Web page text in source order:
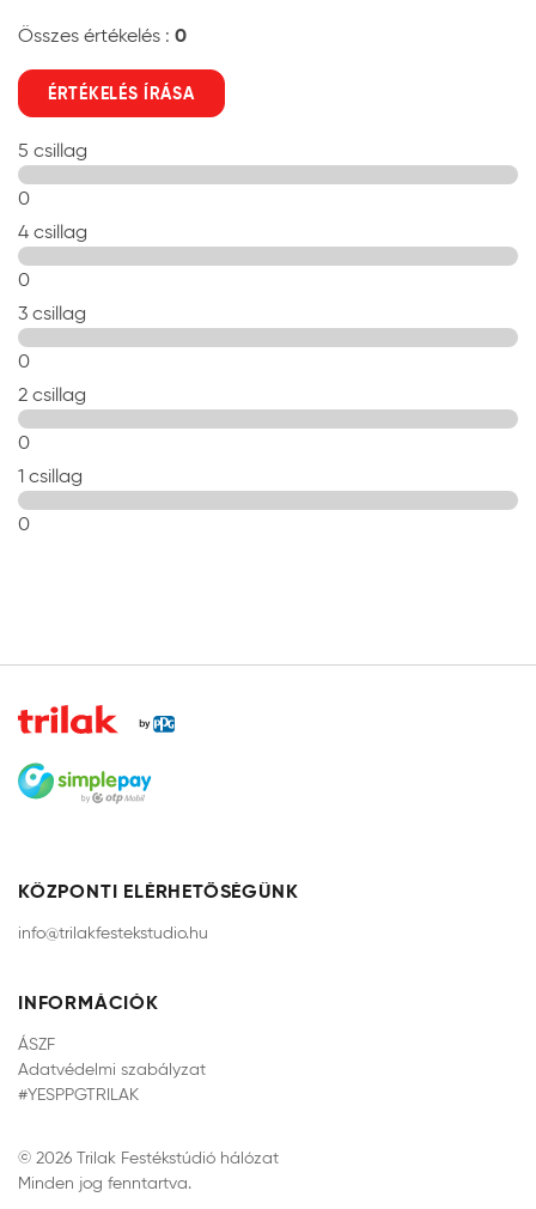
Összes értékelés : 0
ÉRTÉKELÉS ÍRÁSA
5 csillag
0
4 csillag
0
3 csillag
0
2 csillag
0
1 csillag
0
KÖZPONTI ELÉRHETŐSÉGÜNK
info@trilakfestekstudio.hu
INFORMÁCIÓK
ÁSZF
Adatvédelmi szabályzat
#YESPPGTRILAK
© 2026 Trilak Festékstúdió hálózat
Minden jog fenntartva.